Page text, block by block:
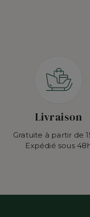
Livraison
Gratuite à partir de
Expédié sous